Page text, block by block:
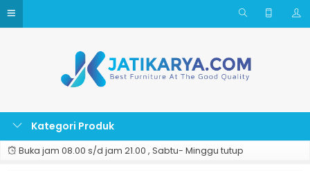
Kategori Produk
Buka jam 08.00 s/d jam 21.00 , Sabtu- Minggu tutup